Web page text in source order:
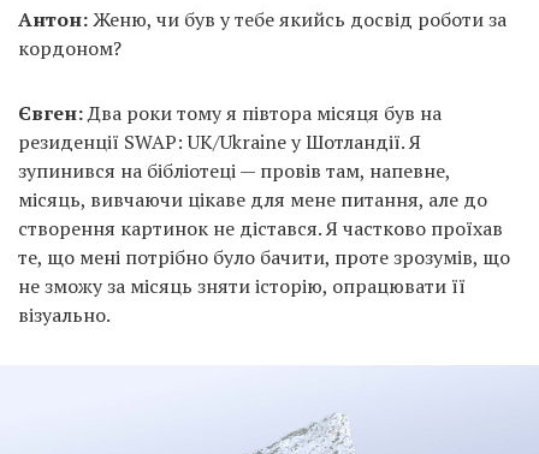
Антон:Женю, чи був у тебе якийсь досвід роботи за
кордоном?
Євген:Два роки тому я півтора місяця був на
резиденції SWAP: UK/Ukraine у Шотландії. Я
зупинився на бібліотеці — провів там, напевне,
місяць, вивчаючи цікаве для мене питання, але до
створення картинок не дістався. Я частково проїхав
те, що мені потрібно було бачити, проте зрозумів, що
не зможу за місяць зняти історію, опрацювати її
візуально.